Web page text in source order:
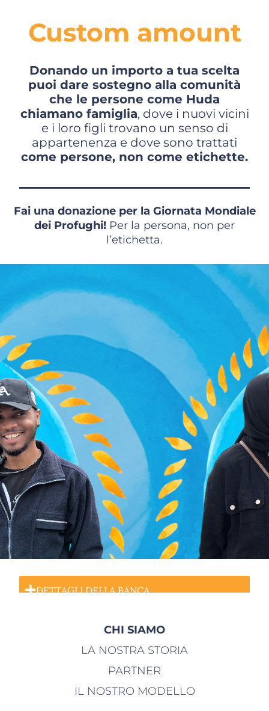
Custom amount
Donando un importo a tua scelta
puoi dare sostegno alla comunità
che le persone come Huda
chiamano famiglia, dove i nuovi vicini
e i loro figli trovano un senso di
appartenenza e dove sono trattati
come persone, non come etichette.
Fai una donazione per la Giornata Mondiale
dei Profughi! Per la persona, non per
l’etichetta.
DETTAGLI DELLA BANCA
CHI SIAMO
LA NOSTRA STORIA
PARTNER
IL NOSTRO MODELLO